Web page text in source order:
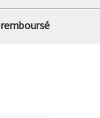
remboursé